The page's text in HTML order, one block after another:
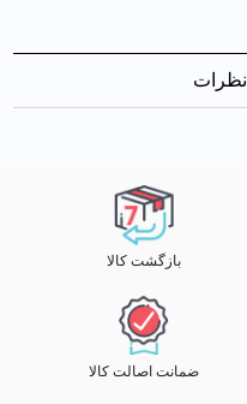
نظرات
بازگشت کالا
ضمانت اصالت کالا